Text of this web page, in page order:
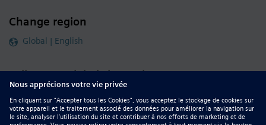
Change region
Global | English
Follow our global channels